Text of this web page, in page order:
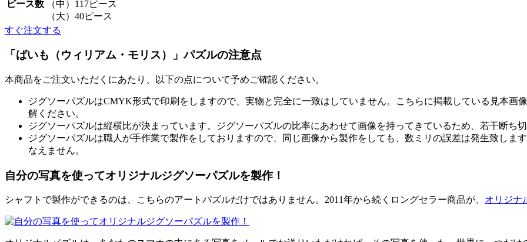
ピース数
（中）117ピース
（大）40ピース
すぐ注文する
「ばいも（ウィリアム・モリス）」パズルの注意点
本商品をご注文いただくにあたり、以下の点について予めご確認ください。
ジグソーパズルはCMYK形式で印刷をしますので、実物と完全に一致はしていません。こちらに掲載している見本画
解ください。
ジグソーパズルは縦横比が決まっています。ジグソーパズルの比率にあわせて画像を持ってきているため、若干断ち
ジグソーパズルは職人が手作業で製作をしておりますので、同じ画像から製作をしても、数ミリの誤差は発生致しま
なえません。
自分の写真を使ってオリジナルジグソーパズルを製作！
シャフトで製作ができるのは、こちらのアートパズルだけではありません。2011年から続くロングセラー商品が、 オリジナ